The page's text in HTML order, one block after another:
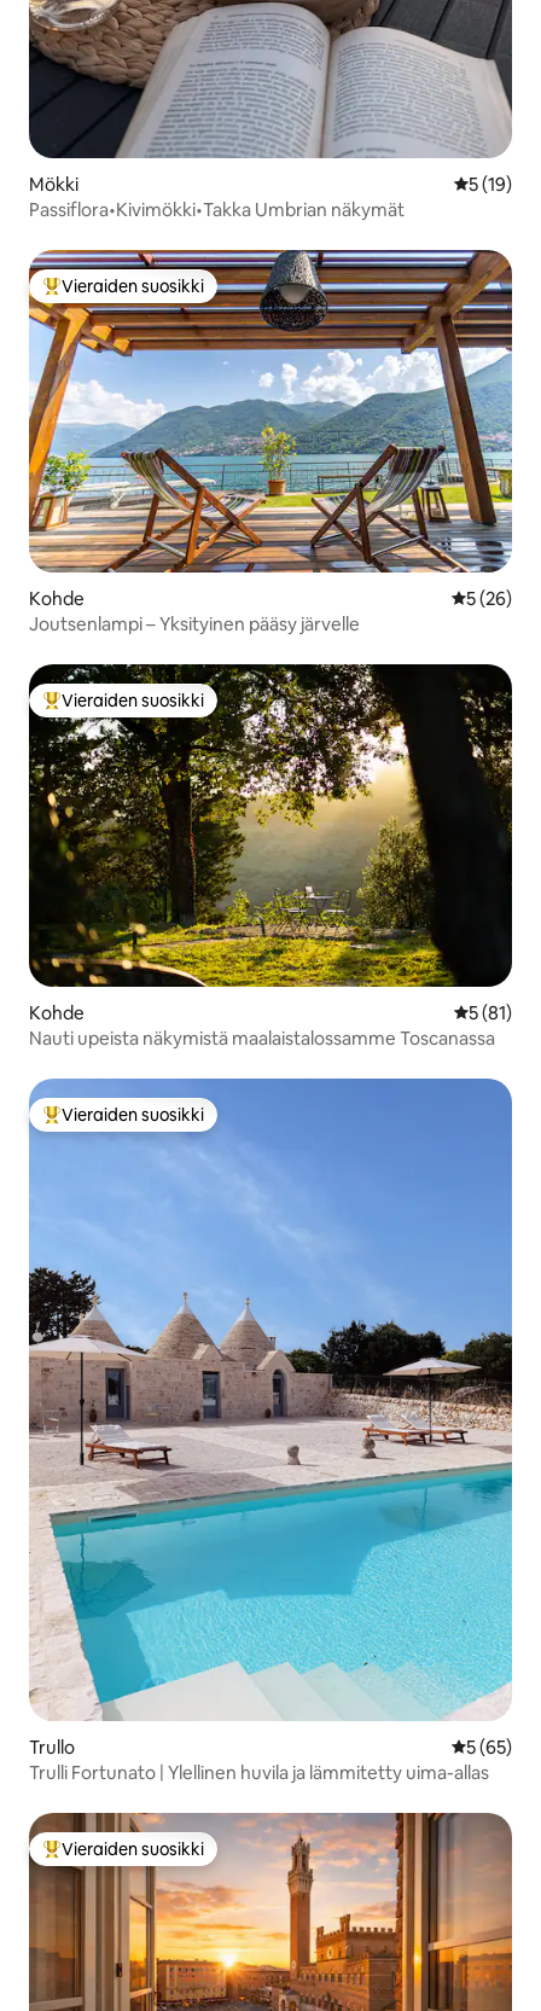
Mökki
5 (19)
Passiflora•Kivimökki•Takka Umbrian näkymät
Vieraiden suosikkien parhaimmistoa
Vieraiden suosikki
Kohde
5 (26)
Joutsenlampi – Yksityinen pääsy järvelle
Vieraiden suosikkien parhaimmistoa
Vieraiden suosikki
Kohde
5 (81)
Nauti upeista näkymistä maalaistalossamme Toscanassa
Vieraiden suosikkien parhaimmistoa
Vieraiden suosikki
Trullo
5 (65)
Trulli Fortunato | Ylellinen huvila ja lämmitetty uima-allas
Vieraiden suosikkien parhaimmistoa
Vieraiden suosikki